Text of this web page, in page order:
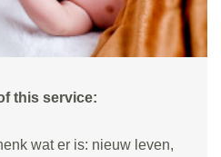
this service:
wat er is: nieuw leven,